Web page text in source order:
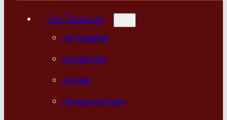
Om Teslahub
Om Teslahub
Samarbejde
Kontakt
Få rabat på Tesla